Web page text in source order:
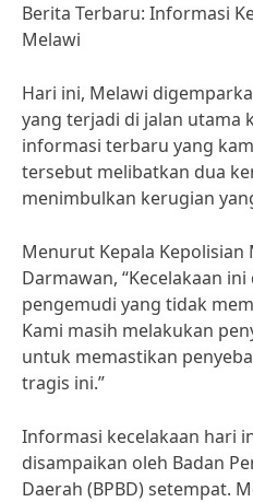
Berita Terbaru: Informasi
Melawi
Hari ini, Melawi
yang terjadi di jalan utama
informasi terbaru yang
tersebut melibatkan dua
menimbulkan kerugian
Menurut Kepala
Darmawan, “Kecelakaan
pengemudi yang tidak
Kami masih melakukan
untuk memastikan
tragis ini.”
Informasi kecelakaan hari
disampaikan oleh Badan
Daerah (BPBD) setempat.